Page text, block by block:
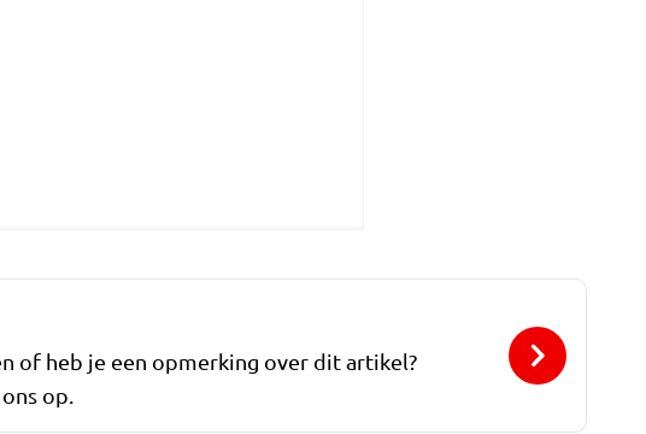
of heb je een opmerking over dit artikel?
op.